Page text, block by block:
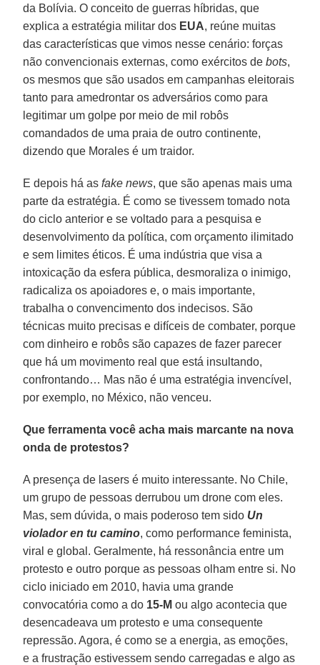
da Bolívia. O conceito de guerras híbridas, que
explica a estratégia militar dos EUA, reúne muitas
das características que vimos nesse cenário: forças
não convencionais externas, como exércitos debots,
os mesmos que são usados em campanhas eleitorais
tanto para amedrontar os adversários como para
legitimar um golpe por meio de mil robôs
comandados de uma praia de outro continente,
dizendo que Morales é um traidor.
E depois há asfake news, que são apenas mais uma
parte da estratégia. É como se tivessem tomado nota
do ciclo anterior e se voltado para a pesquisa e
desenvolvimento da política, com orçamento ilimitado
e sem limites éticos. É uma indústria que visa a
intoxicação da esfera pública, desmoraliza o inimigo,
radicaliza os apoiadores e, o mais importante,
trabalha o convencimento dos indecisos. São
técnicas muito precisas e difíceis de combater, porque
com dinheiro e robôs são capazes de fazer parecer
que há um movimento real que está insultando,
confrontando… Mas não é uma estratégia invencível,
por exemplo, no México, não venceu.
Que ferramenta você acha mais marcante na nova
onda de protestos?
A presença de lasers é muito interessante. No Chile,
um grupo de pessoas derrubou um drone com eles.
Mas, sem dúvida, o mais poderoso tem sido Un
violador en tu camino, como performance feminista,
viral e global. Geralmente, há ressonância entre um
protesto e outro porque as pessoas olham entre si. No
ciclo iniciado em 2010, havia uma grande
convocatória como a do 15-M ou algo acontecia que
desencadeava um protesto e uma consequente
repressão. Agora, é como se a energia, as emoções,
e a frustração estivessem sendo carregadas e algo as